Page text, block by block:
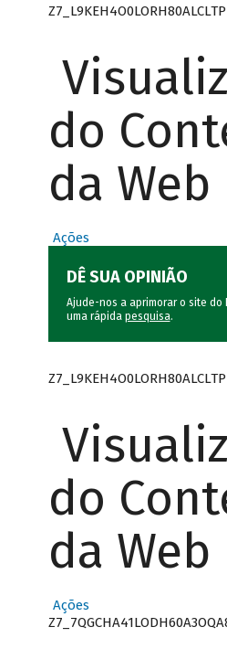
do
da Web
Ações
DÊ SUA OPINIÃO
Ajude-nos a aprimorar o site do
uma rápida pesquisa.
do
da Web
Ações